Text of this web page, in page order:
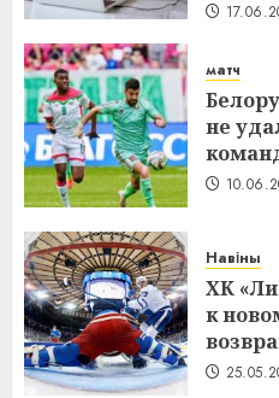
матч
не
Навіны
ХК
к